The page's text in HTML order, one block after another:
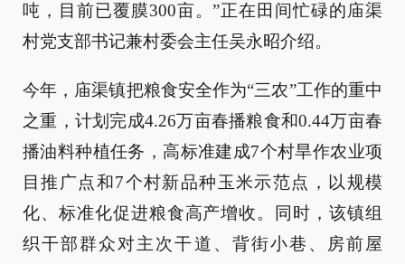
吨，目前已覆膜300亩。”正在田间忙碌的庙渠
村党支部书记兼村委会主任吴永昭介绍。
今年，庙渠镇把粮食安全作为“三农”工作的重中
之重，计划完成4.26万亩春播粮食和0.44万亩春
播油料种植任务，高标准建成7个村旱作农业项
目推广点和7个村新品种玉米示范点，以规模
化、标准化促进粮食高产增收。同时，该镇组
织干部群众对主次干道、背街小巷、房前屋